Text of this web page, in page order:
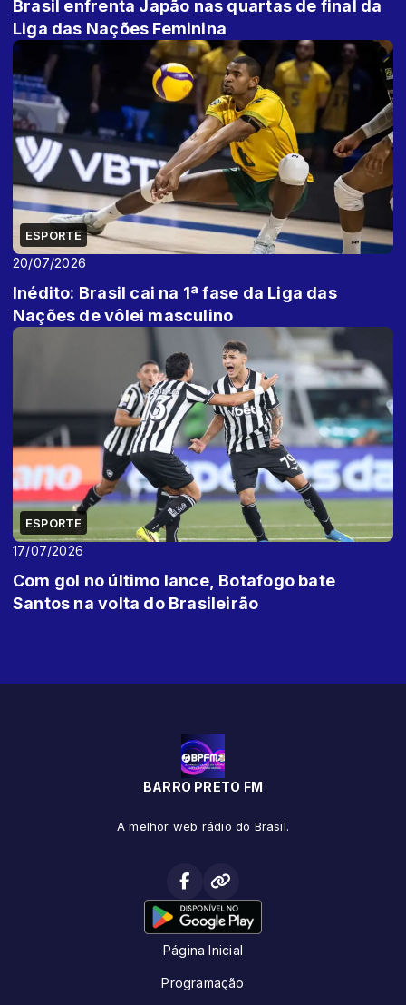
Brasil enfrenta Japão nas quartas de final da
Liga das Nações Feminina
ESPORTE
20/07/2026
Inédito: Brasil cai na 1ª fase da Liga das
Nações de vôlei masculino
ESPORTE
17/07/2026
Com gol no último lance, Botafogo bate
Santos na volta do Brasileirão
BARRO PRETO FM
A melhor web rádio do Brasil.
Página Inicial
Programação